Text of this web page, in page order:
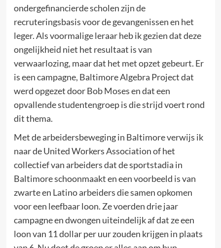
ondergefinancierde scholen zijn de
recruteringsbasis voor de gevangenissen en het
leger. Als voormalige leraar heb ik gezien dat deze
ongelijkheid niet het resultaat is van
verwaarlozing, maar dat het met opzet gebeurt. Er
is een campagne, Baltimore Algebra Project dat
werd opgezet door Bob Moses en dat een
opvallende studentengroep is die strijd voert rond
dit thema.
Met de arbeidersbeweging in Baltimore verwijs ik
naar de United Workers Association of het
collectief van arbeiders dat de sportstadia in
Baltimore schoonmaakt en een voorbeeld is van
zwarte en Latino arbeiders die samen opkomen
voor een leefbaar loon. Ze voerden drie jaar
campagne en dwongen uiteindelijk af dat ze een
loon van 11 dollar per uur zouden krijgen in plaats